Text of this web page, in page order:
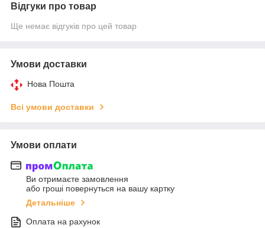
Відгуки про товар
Ще немає відгуків про цей товар
Умови доставки
Нова Пошта
Всі умови доставки
Умови оплати
Ви отримаєте замовлення
або гроші повернуться на вашу картку
Детальніше
Оплата на рахунок